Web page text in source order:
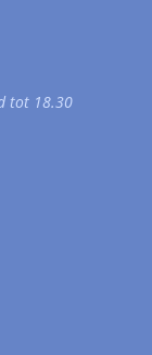
tot 18.30